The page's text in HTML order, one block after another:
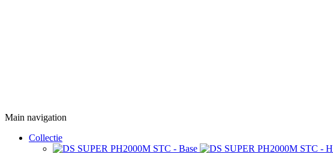
Main navigation
Collectie